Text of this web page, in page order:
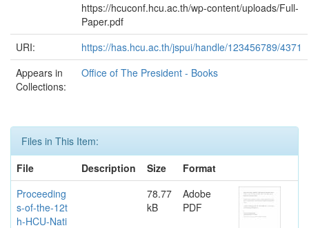
https://hcuconf.hcu.ac.th/wp-content/uploads/Full-
Paper.pdf
URI:
https://has.hcu.ac.th/jspui/handle/123456789/4371
Appears in
Collections:
Office of The President - Books
Files in This Item:
File
Description Size
Format
Proceeding
s-of-the-12t
h-HCU-Nati
78.77
kB
Adobe
PDF